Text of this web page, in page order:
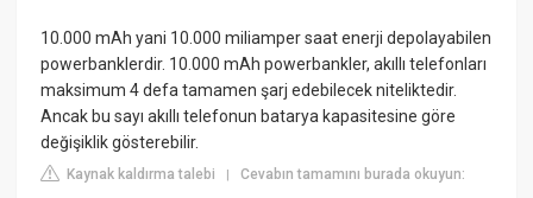
10.000 mAh yani 10.000 miliamper saat enerji depolayabilen
powerbanklerdir. 10.000 mAh powerbankler, akıllı telefonları
maksimum 4 defa tamamen şarj edebilecek niteliktedir.
Ancak bu sayı akıllı telefonun batarya kapasitesine göre
değişiklik gösterebilir.
Kaynak kaldırma talebi |Cevabın tamamını burada okuyun: